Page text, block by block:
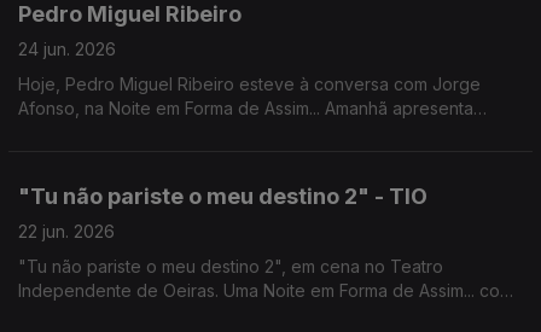
Pedro Miguel Ribeiro
24 jun. 2026
Hoje, Pedro Miguel Ribeiro esteve à conversa com Jorge
Afonso, na Noite em Forma de Assim... Amanhã apresenta
"Tu não pariste o meu destino 2" - TIO
22 jun. 2026
"Tu não pariste o meu destino 2", em cena no Teatro
Independente de Oeiras. Uma Noite em Forma de Assim... com